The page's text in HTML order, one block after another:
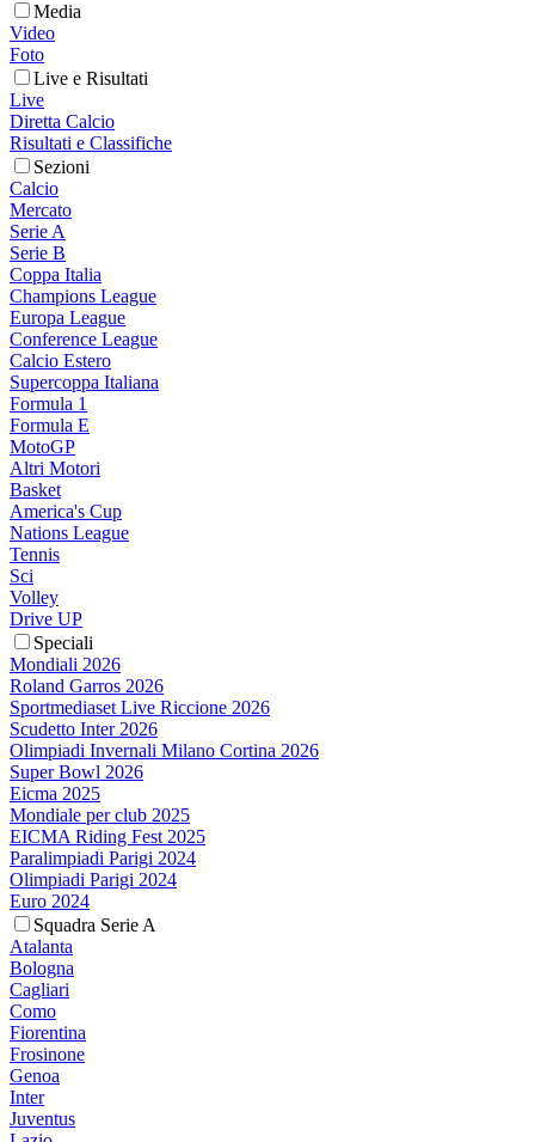
Media
Video
Foto
Live e Risultati
Live
Diretta Calcio
Risultati e Classifiche
Sezioni
Calcio
Mercato
Serie A
Serie B
Coppa Italia
Champions League
Europa League
Conference League
Calcio Estero
Supercoppa Italiana
Formula 1
Formula E
MotoGP
Altri Motori
Basket
America's Cup
Nations League
Tennis
Sci
Volley
Drive UP
Speciali
Mondiali 2026
Roland Garros 2026
Sportmediaset Live Riccione 2026
Scudetto Inter 2026
Olimpiadi Invernali Milano Cortina 2026
Super Bowl 2026
Eicma 2025
Mondiale per club 2025
EICMA Riding Fest 2025
Paralimpiadi Parigi 2024
Olimpiadi Parigi 2024
Euro 2024
Squadra Serie A
Atalanta
Bologna
Cagliari
Como
Fiorentina
Frosinone
Genoa
Inter
Juventus